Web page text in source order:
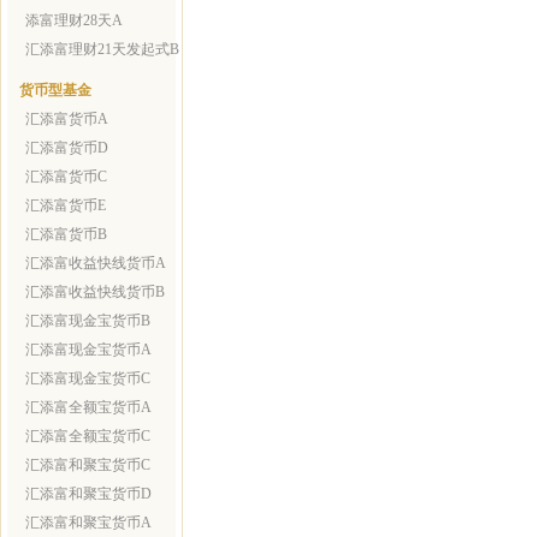
添富理财28天A
汇添富理财21天发起式B
货币型基金
汇添富货币A
汇添富货币D
汇添富货币C
汇添富货币E
汇添富货币B
汇添富收益快线货币A
汇添富收益快线货币B
汇添富现金宝货币B
汇添富现金宝货币A
汇添富现金宝货币C
汇添富全额宝货币A
汇添富全额宝货币C
汇添富和聚宝货币C
汇添富和聚宝货币D
汇添富和聚宝货币A